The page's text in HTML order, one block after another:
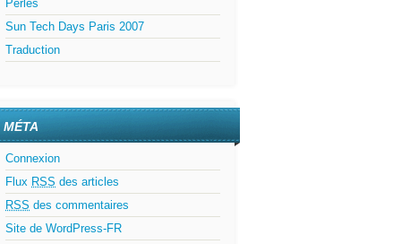
Perles
Sun Tech Days Paris 2007
Traduction
MÉTA
Connexion
Flux RSS des articles
RSS des commentaires
Site de WordPress-FR